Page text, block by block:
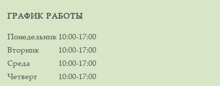
ГРАФИК РАБОТЫ
Понедельник 10:00-17:00
Вторник
10:00-17:00
Среда
10:00-17:00
Четверг
10:00-17:00